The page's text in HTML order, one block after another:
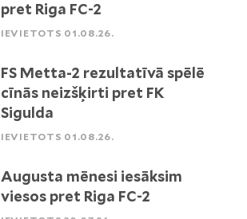
pret Riga FC-2
IEVIETOTS 01.08.26.
FS Metta-2 rezultatīvā spēlē
cīnās neizšķirti pret FK
Sigulda
IEVIETOTS 01.08.26.
Augusta mēnesi iesāksim
viesos pret Riga FC-2